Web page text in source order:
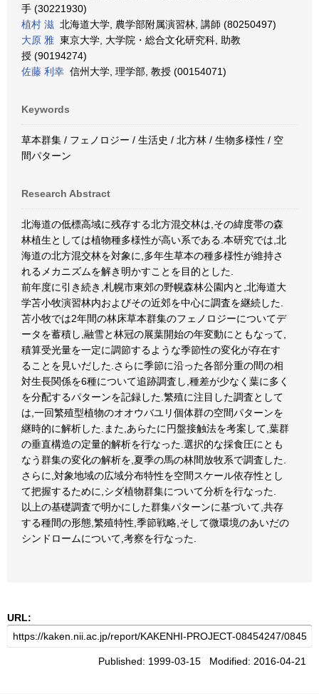
手 (30221930)
植村 滋 北海道大学, 農学部附属演習林, 講師 (80250497)
大原 雅 東京大学, 大学院・総合文化研究科, 助教
授 (90194274)
佐藤 利幸 信州大学, 理学部, 教授 (00154071)
Keywords
草本群集 / フェノロジー / 生活史 / 北方林 / 生物多様性 / 空
間パターン
Research Abstract
北海道の低標高域に残存する北方混交林は,その緯度帯の森
林植生としては植物種多様性が高い系である.本研究では,北
海道の北方混交林を対象に,多年生草本の種多様性が維持さ
れるメカニズムを解き明かすことを目的とした.
前年度に引き続き,札幌市東郊の野幌森林公園内と,北海道大
学苫小牧演習林内およびその近郊を中心に調査を継続した.
苫小牧では2年間の林床草本群集のフェノロジーについてデ
ータを蓄積し,融雪と林冠の展葉開始の年変動にともなって,
積算受光量を一定に調節するような季節性の変化が存在す
ることを見いだした.さらに季節に沿った各部分重の間の相
対生長関係を6種について追跡調査し,種差が少なく葉に多く
を分配するパターンを記録した.繁殖に注目した調査として
は,一回繁殖型植物のオオウバユリ個体群の空間パターンを
継時的に解析した.また,あらたに円盤接触法を考案して,葉群
の垂直構造の定量的解析を行なった.選択的な採食圧にとも
なう群集の変化の解析を,夏季の馬の林間放牧系で調査した.
さらに,対象地域の広域分布特性を空間スケール依存性とし
て把握するために,シダ植物群集について分析を行なった.
以上の基礎調査で明かにした群集パターンに基づいて,共存
する種間の形態,繁殖特性,季節戦略,そして微環境のあいだの
シンドロームについて,考察を行なった.
URL:
Published: 1999-03-15 Modified: 2016-04-21